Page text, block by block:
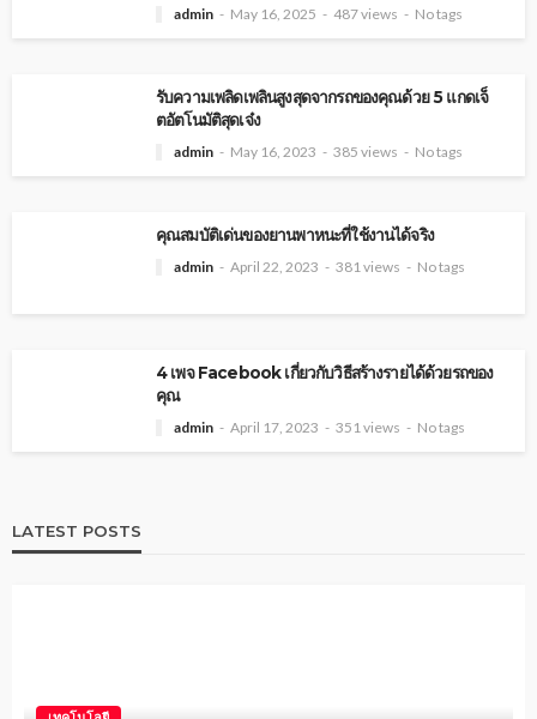
admin May 16, 2025 487 views No tags
รับความเพลิดเพลินสูงสุดจากรถของคุณด้วย 5 แกดเจ็
ตอัตโนมัติสุดเจ๋ง
admin May 16, 2023 385 views No tags
คุณสมบัติเด่นของยานพาหนะที่ใช้งานได้จริง
admin April 22, 2023 381 views No tags
4 เพจ Facebook เกี่ยวกับวิธีสร้างรายได้ด้วยรถของ
คุณ
admin April 17, 2023 351 views No tags
LATEST POSTS